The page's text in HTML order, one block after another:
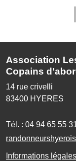
Association
Copains
14 rue crivelli
83400 HYERES
Tél. : 04 94 65 55
Informations légales